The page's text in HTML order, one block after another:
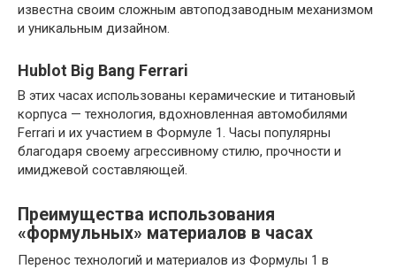
известна своим сложным автоподзаводным механизмом
и уникальным дизайном.
Hublot Big Bang Ferrari
В этих часах использованы керамические и титановый
корпуса — технология, вдохновленная автомобилями
Ferrari и их участием в Формуле 1. Часы популярны
благодаря своему агрессивному стилю, прочности и
имиджевой составляющей.
Преимущества использования
«формульных» материалов в часах
Перенос технологий и материалов из Формулы 1 в